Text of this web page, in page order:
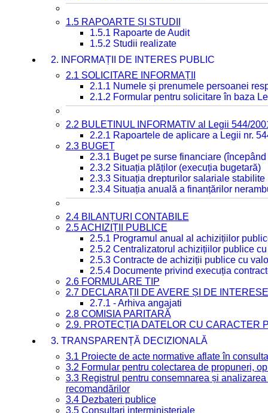
1.5 RAPOARTE ȘI STUDII
1.5.1 Rapoarte de Audit
1.5.2 Studii realizate
2. INFORMAȚII DE INTERES PUBLIC
2.1 SOLICITARE INFORMAȚII
2.1.1 Numele și prenumele persoanei
2.1.2 Formular pentru solicitare în baza
2.2 BULETINUL INFORMATIV al Legii 544/
2.2.1 Rapoartele de aplicare a Legii nr.
2.3 BUGET
2.3.1 Buget pe surse financiare
2.3.2 Situația plăților (execuția bugetară)
2.3.3 Situația drepturilor salariale
2.3.4 Situația anuală a finanțărilor
2.4 BILANȚURI CONTABILE
2.5 ACHIZIȚII PUBLICE
2.5.1 Programul anual al achizițiilor
2.5.2 Centralizatorul achizițiilor publice
2.5.3 Contracte de achiziții publice cu
2.5.4 Documente privind execuția
2.6 FORMULARE TIP
2.7 DECLARAȚII DE AVERE ȘI DE INTERESE
2.7.1 - Arhiva angajati
2.8 COMISIA PARITARĂ
2.9. PROTECȚIA DATELOR CU CARACTER
3. TRANSPARENȚĂ DECIZIONALĂ
3.1 Proiecte de acte normative aflate în
3.2 Formular pentru colectarea de propuneri,
3.3 Registrul pentru consemnarea și
recomandărilor
3.4 Dezbateri publice
3.5 Consultari interministeriale